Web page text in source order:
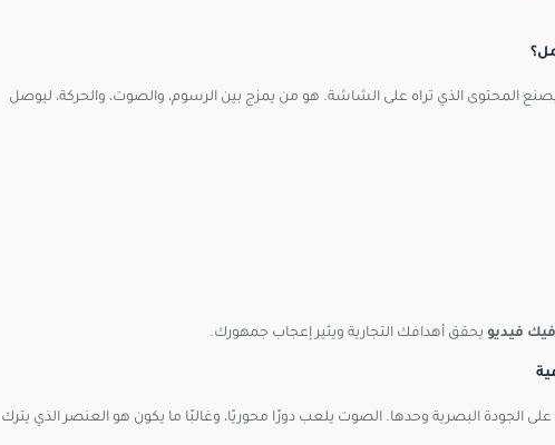
المحتوى الذي تراه على الشاشة. هو من يمزج بين الرسوم، والصوت، والحركة، ليوصل
فيديو يحقق أهدافك التجارية ويثير إعجاب جمهورك.
الجودة البصرية وحدها. الصوت يلعب دورًا محوريًا، وغالبًا ما يكون هو العنصر الذي يترك